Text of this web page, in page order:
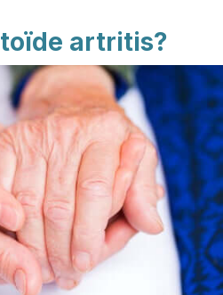
artritis?